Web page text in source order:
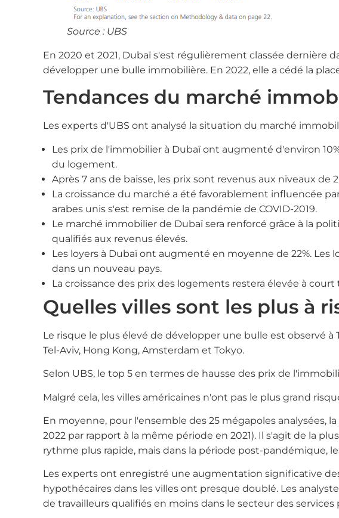
Source : UBS
En 2020 et 2021, Dubaï s'est régulièrement classée
développer une bulle immobilière. En 2022, elle a cédé la
Tendances du marché
Les experts d'UBS ont analysé la situation du marché
Les prix de l'immobilier à Dubaï ont augmenté d'environ
du logement.
Après 7 ans de baisse, les prix sont revenus aux niveaux
La croissance du marché a été favorablement influencée
arabes unis s'est remise de la pandémie de COVID-2019.
Le marché immobilier de Dubaï sera renforcé grâce à la
qualifiés aux revenus élevés.
Les loyers à Dubaï ont augmenté en moyenne de 22%.
dans un nouveau pays.
La croissance des prix des logements restera élevée à
Quelles villes sont les plus à
Le risque le plus élevé de développer une bulle est observé
Tel-Aviv, Hong Kong, Amsterdam et Tokyo.
Selon UBS, le top 5 en termes de hausse des prix de
Malgré cela, les villes américaines n'ont pas le plus grand
En moyenne, pour l'ensemble des 25 mégapoles analysées,
2022 par rapport à la même période en 2021). Il s'agit de la
rythme plus rapide, mais dans la période post-pandémique,
Les experts ont enregistré une augmentation significative
hypothécaires dans les villes ont presque doublé. Les
de travailleurs qualifiés en moins dans le secteur des